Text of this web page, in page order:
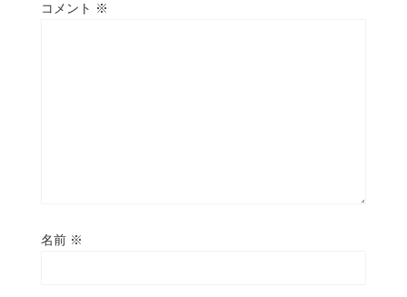
コメント ※
名前 ※